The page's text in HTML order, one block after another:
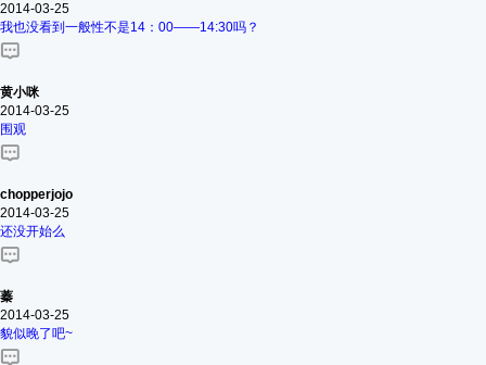
2014-03-25
我也没看到一般性不是14：00——14:30吗？
黄小咪
2014-03-25
围观
chopperjojo
2014-03-25
还没开始么
蓁
2014-03-25
貌似晚了吧~